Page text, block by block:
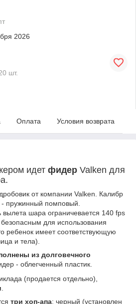
2026
шт.
Оплата Условия возврата
идет фидер Valken для
от компании Valken. Калибр
пружинный помповый.
вылета шара ограничевается 140 fps
для использования
ребенок имеет соответствующую
и тела).
из долговечного
- облегченный пластик.
(продается отдельно),
три хоп-апа: черный (установлен